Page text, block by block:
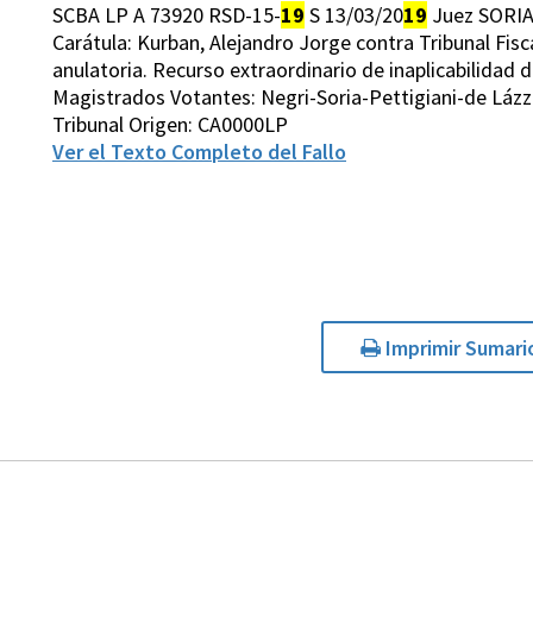
SCBA LP A 73920 RSD-15-19 S 13/03/2019 Juez
Carátula: Kurban, Alejandro Jorge contra Tribunal
anulatoria. Recurso extraordinario de inaplicabilidad
Magistrados Votantes: Negri-Soria-Pettigiani-de
Tribunal Origen: CA0000LP
Ver el Texto Completo del Fallo
Imprimir